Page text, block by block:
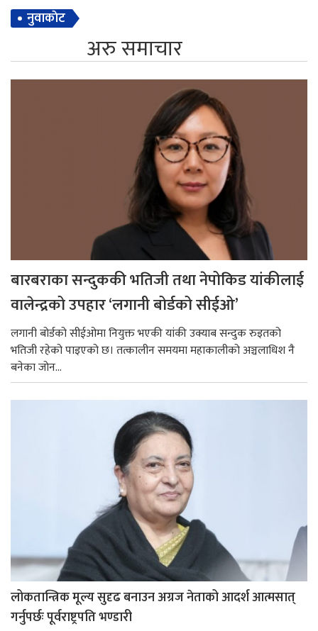
नुवाकाेट
अरु समाचार
बारबराका सन्दुककी भतिजी तथा नेपोकिड यांकीलाई
वालेन्द्रको उपहार ‘लगानी बोर्डको सीईओ’
लगानी बोर्डको सीईओमा नियुक्त भएकी यांकी उक्याब सन्दुक रुइतको
भतिजी रहेको पाइएको छ। तत्कालीन समयमा महाकालीको अञ्चलाधिश नै
बनेका जोन...
लोकतान्त्रिक मूल्य सुदृढ बनाउन अग्रज नेताको आदर्श आत्मसात्
गर्नुपर्छः पूर्वराष्ट्रपति भण्डारी